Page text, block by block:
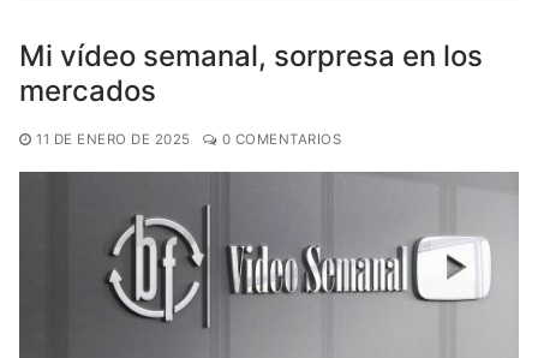
Mi vídeo semanal, sorpresa en los
mercados
11 DE ENERO DE 2025 0 COMENTARIOS